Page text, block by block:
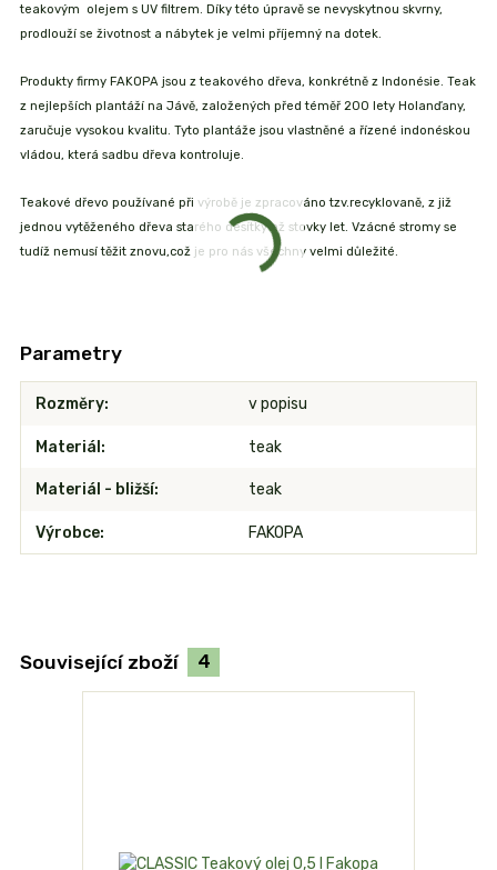
teakovým olejem s UV filtrem. Díky této úpravě se nevyskytnou skvrny,
prodlouží se životnost a nábytek je velmi příjemný na dotek.
Produkty firmy FAKOPA jsou z teakového dřeva, konkrétně z Indonésie. Teak
z nejlepších plantáží na Jávě, založených před téměř 200 lety Holanďany,
zaručuje vysokou kvalitu. Tyto plantáže jsou vlastněné a řízené indonéskou
vládou, která sadbu dřeva kontroluje.
Teakové dřevo používané při výrobě je zpracováno tzv.recyklovaně, z již
jednou vytěženého dřeva starého desítky až stovky let. Vzácné stromy se
tudíž nemusí těžit znovu,což je pro nás všechny velmi důležité.
Parametry
Rozměry v popisu
Materiál teak
Materiál - bližší teak
Výrobce FAKOPA
Související zboží 4